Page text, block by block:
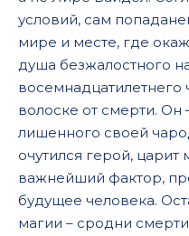
условий, сам
мире и месте, где
душа безжалостного
восемнадцатилетнего
волоске от смерти. Он
лишенного своей
очутился герой, царит
важнейший фактор,
будущее человека.
магии – сродни